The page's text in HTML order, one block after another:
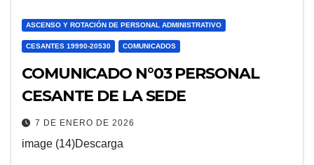
ASCENSO Y ROTACIÓN DE PERSONAL ADMINISTRATIVO
CESANTES 19990-20530 COMUNICADOS
COMUNICADO N°03 PERSONAL
CESANTE DE LA SEDE
7 DE ENERO DE 2026
image (14)Descarga